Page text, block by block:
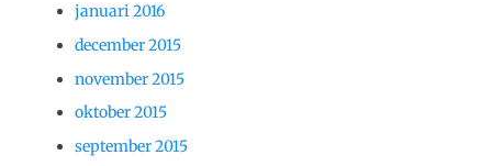
januari 2016
december 2015
november 2015
oktober 2015
september 2015